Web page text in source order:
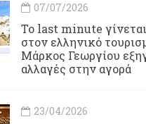
07/07/2026
Το last minute
στον ελληνικό
Μάρκος Γεωργίου
αλλαγές στην αγορά
23/04/2026